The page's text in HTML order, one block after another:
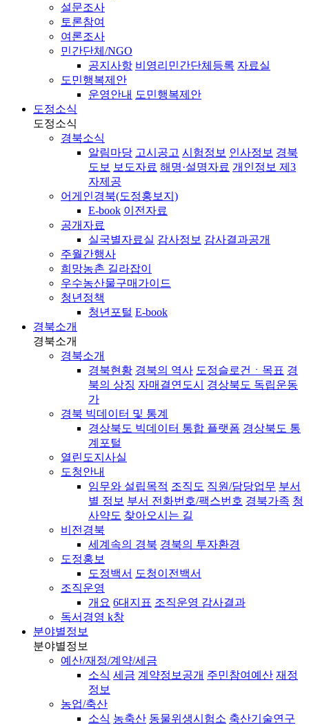
설문조사
토론참여
여론조사
민간단체/NGO
공지사항 비영리민간단체등록 자료실
도민행복제안
운영안내 도민행복제안
도정소식
도정소식
경북소식
알림마당 고시공고 시험정보 인사정보 경북
도보 보도자료 해명·설명자료 개인정보 제3
자제공
어게인경북(도정홍보지)
E-book 이전자료
공개자료
실국별자료실 감사정보 감사결과공개
주월간행사
희망농촌 길라잡이
우수농산물구매가이드
청년정책
청년포털 E-book
경북소개
경북소개
경북소개
경북현황 경북의 역사 도정슬로건ㆍ목표 경
북의 상징 자매결연도시
경상북도 독립운동
가
경북 빅데이터 및 통계
경상북도 빅데이터 통합 플랫폼 경상북도 통
계포털
열린도지사실
도청안내
임무와 설립목적 조직도 직원/담당업무 부서
별 정보 부서 전화번호/팩스번호 경북가족 청
사약도 찾아오시는 길
비전경북
세계속의 경북 경북의 투자환경
도정홍보
도정백서 도청이전백서
조직운영
개요 6대지표 조직운영 감사결과
독서경영 k창
분야별정보
분야별정보
예산/재정/계약/세금
소식 세금 계약정보공개 주민참여예산 재정
정보
농업/축산
소식 농축산 동물위생시험소 축산기술연구